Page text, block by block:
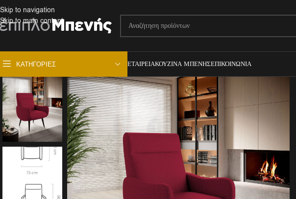
Skip to navigation
Skip to main content
ΚΑΤΗΓΟΡΊΕΣ ΕΤΑΙΡΕΊΑΚΟΥΖΊΝΑ ΜΠΕΝΉΣΕΠΙΚΟΙΝΩΝΊΑ